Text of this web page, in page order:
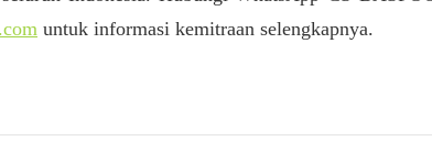
untuk informasi kemitraan selengkapnya.